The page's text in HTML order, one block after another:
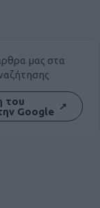
μας στα
του
Google ↗